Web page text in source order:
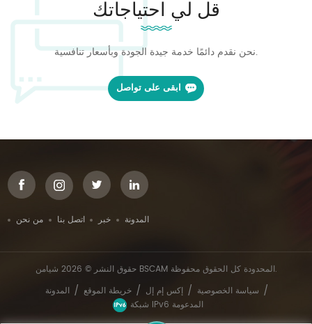
قل لي احتياجاتك
نحن نقدم دائمًا خدمة جيدة الجودة وبأسعار تنافسية.
ابقى على تواصل
من نحن اتصل بنا خبر المدونة
حقوق النشر © 2026 شيامن BSCAM المحدودة كل الحقوق محفوظة.
المدونة / خريطة الموقع / إكس إم إل / سياسة الخصوصية /
شبكة IPv6 المدعومة